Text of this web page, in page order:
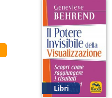
Libri